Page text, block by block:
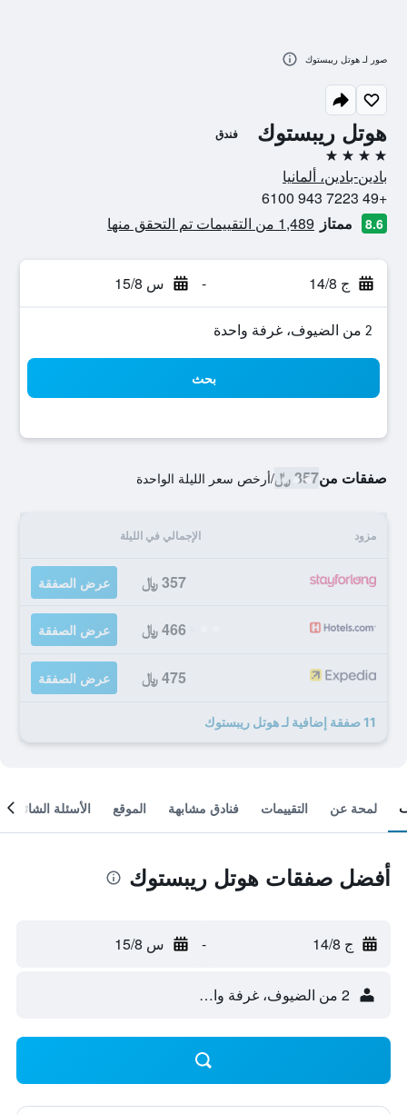
هوتل ريبستوك فندق
4 نجوم
بادين-بادين، ألمانيا
+49 7223 943 6100
8.6 ممتاز 1,489 من التقييمات تم التحقق منها
ج 14/8 - س 15/8
2 من الضيوف، غرفة واحدة
بحث
صفقات من357 ﷼ /أرخص سعر الليلة الواحدة
مزود الإجمالي في الليلة
357 ﷼ عرض الصفقة
466 ﷼ عرض الصفقة
475 ﷼ عرض الصفقة
11 صفقة إضافية لـ هوتل ريبستوك
صور لـ هوتل ريبستوك
لمحة عن التقييمات فنادق مشابهة الموقع الأسئلة الشائعة
أفضل صفقات هوتل ريبستوك
ج 14/8 - س 15/8
2 من الضيوف، غرفة واحدة